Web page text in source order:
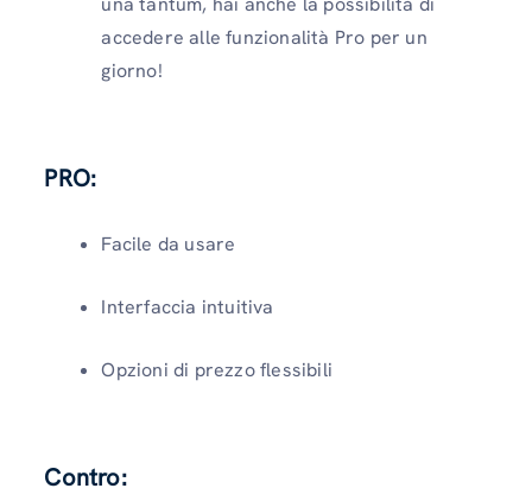
accedere alle funzionalità Pro per un
giorno!
PRO:
Facile da usare
Interfaccia intuitiva
Opzioni di prezzo flessibili
Contro: